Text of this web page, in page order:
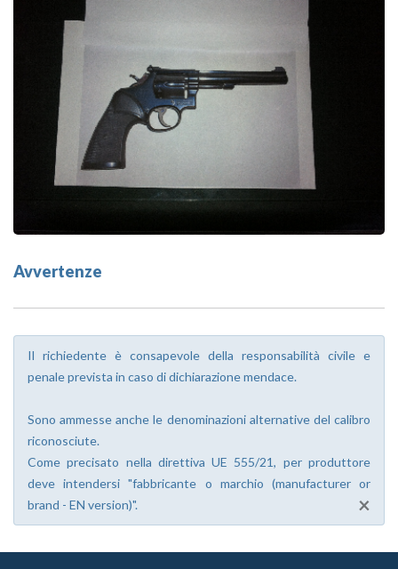
Avvertenze
Il richiedente è consapevole della responsabilità civile e
penale prevista in caso di dichiarazione mendace.
Sono ammesse anche le denominazioni alternative del calibro
riconosciute.
Come precisato nella direttiva UE 555/21, per produttore
deve intendersi "fabbricante o marchio (manufacturer or
brand - EN version)".
×